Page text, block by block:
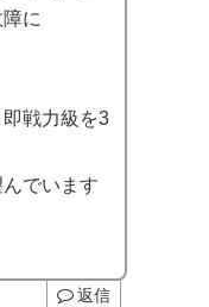
に
戦力級を3
でいます
返信